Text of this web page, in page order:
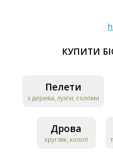
КУПИТИ
Пелети
з дерева, лузги, соломи
Дрова
кругляк, колоті